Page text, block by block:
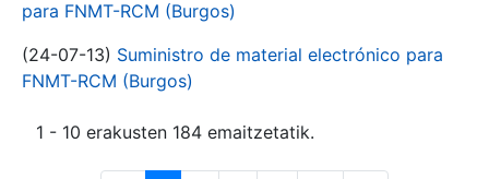
para FNMT-RCM (Burgos)
(24-07-13) Suministro de material electrónico para
FNMT-RCM (Burgos)
1 - 10 erakusten 184 emaitzetatik.